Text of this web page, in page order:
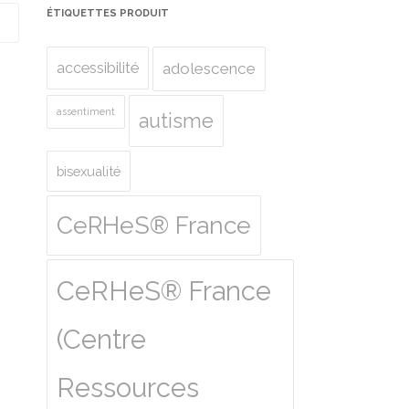
ÉTIQUETTES PRODUIT
accessibilité adolescence
assentiment autisme
bisexualité
CeRHeS® France
CeRHeS® France
(Centre
Ressources